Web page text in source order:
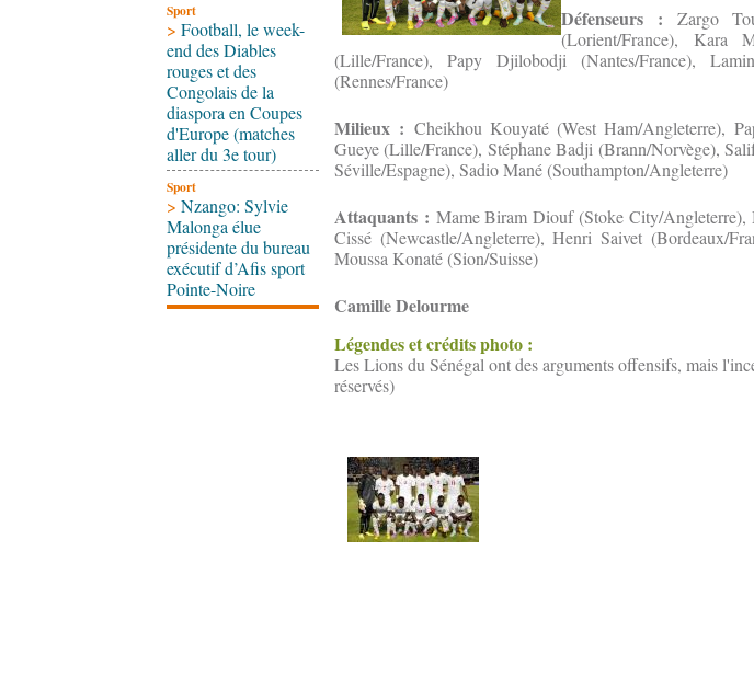
Sport
> Football, le week-
end des Diables
rouges et des
Congolais de la
diaspora en Coupes
d'Europe (matches
aller du 3e tour)
Sport
> Nzango: Sylvie
Malonga élue
présidente du bureau
exécutif d’Afis sport
Pointe-Noire
Défenseurs : Zargo
(Lorient/France), Kara
(Lille/France), Papy Djilobodji (Nantes/France),
(Rennes/France)
Milieux : Cheikhou Kouyaté (West Ham/Angleterre),
Gueye (Lille/France), Stéphane Badji (Brann/Norvège),
Séville/Espagne), Sadio Mané (Southampton/Angleterre)
Attaquants : Mame Biram Diouf (Stoke City/Angleterre),
Cissé (Newcastle/Angleterre), Henri Saivet (Bordeaux/
Moussa Konaté (Sion/Suisse)
Camille Delourme
Légendes et crédits photo :
Les Lions du Sénégal ont des arguments offensifs, mais
réservés)